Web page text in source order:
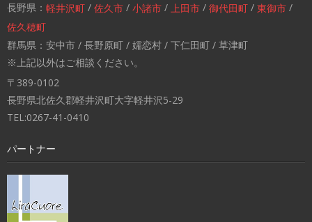
長野県： 軽井沢町 / 佐久市 / 小諸市 / 上田市 / 御代田町 / 東御市 /
佐久穂町
群馬県：安中市 / 長野原町 / 嬬恋村 / 下仁田町 / 草津町
※上記以外はご相談ください。
〒389-0102
長野県北佐久郡軽井沢町大字軽井沢5-29
TEL:0267-41-0410
パートナー